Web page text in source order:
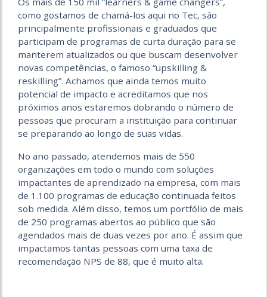
como gostamos de chamá-los aqui no Tec, são
principalmente profissionais e graduados que
participam de programas de curta duração para se
manterem atualizados ou que buscam desenvolver
novas competências, o famoso “upskilling &
reskilling”. Achamos que ainda temos muito
potencial de impacto e acreditamos que nos
próximos anos estaremos dobrando o número de
pessoas que procuram a instituição para continuar
se preparando ao longo de suas vidas.
No ano passado, atendemos mais de 550
organizações em todo o mundo com soluções
impactantes de aprendizado na empresa, com mais
de 1.100 programas de educação continuada feitos
sob medida. Além disso, temos um portfólio de mais
de 250 programas abertos ao público que são
agendados mais de duas vezes por ano. É assim que
impactamos tantas pessoas com uma taxa de
recomendação NPS de 88, que é muito alta.